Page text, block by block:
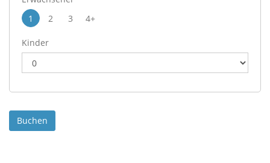
1
2 3 4+
Kinder